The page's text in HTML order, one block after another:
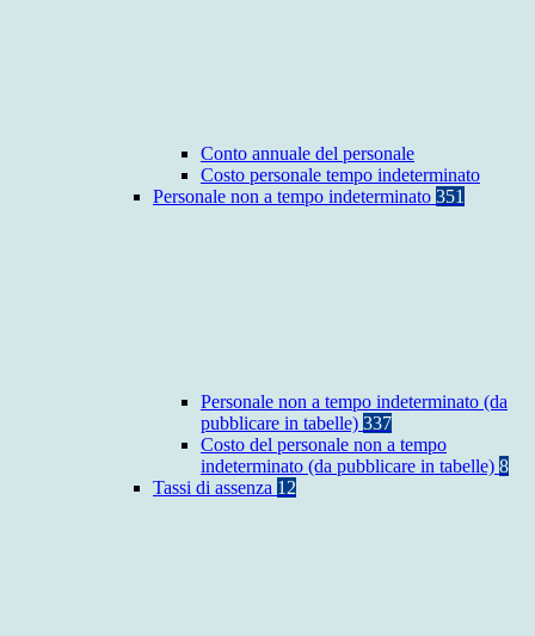
Conto annuale del personale
Costo personale tempo indeterminato
Personale non a tempo indeterminato 351
Personale non a tempo indeterminato (da
pubblicare in tabelle) 337
Costo del personale non a tempo
indeterminato (da pubblicare in tabelle) 8
Tassi di assenza 12